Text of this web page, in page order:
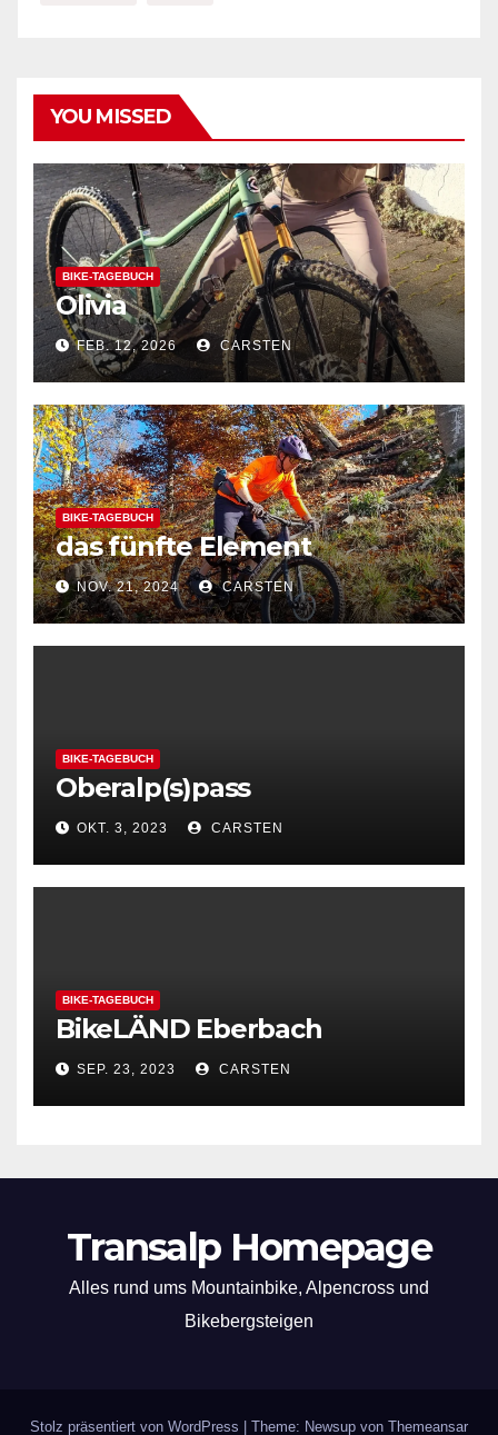
YOU MISSED
BIKE-TAGEBUCH
Olivia
FEB. 12, 2026 CARSTEN
BIKE-TAGEBUCH
das fünfte Element
NOV. 21, 2024 CARSTEN
BIKE-TAGEBUCH
Oberalp(s)pass
OKT. 3, 2023 CARSTEN
BIKE-TAGEBUCH
BikeLÄND Eberbach
SEP. 23, 2023 CARSTEN
Transalp Homepage
Alles rund ums Mountainbike, Alpencross und
Bikebergsteigen
Stolz präsentiert von WordPress Theme: Newsup von Themeansar